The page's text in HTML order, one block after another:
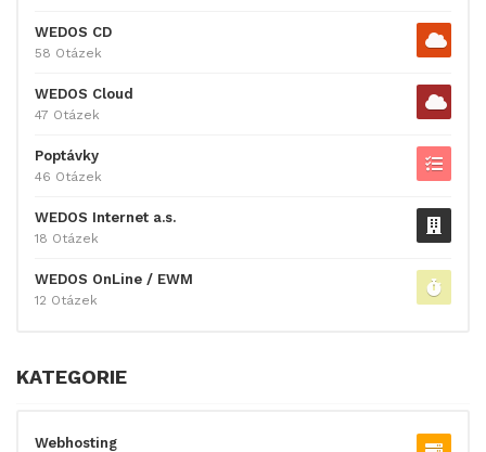
WEDOS CD
58 Otázek
WEDOS Cloud
47 Otázek
Poptávky
46 Otázek
WEDOS Internet a.s.
18 Otázek
WEDOS OnLine / EWM
12 Otázek
KATEGORIE
Webhosting